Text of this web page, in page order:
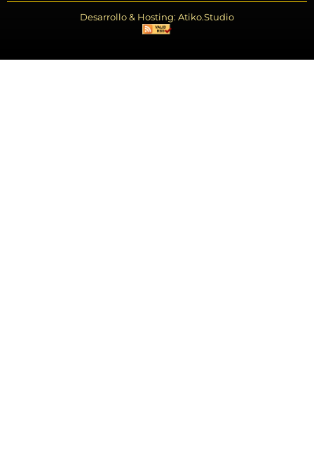
Desarrollo & Hosting: Atiko.Studio